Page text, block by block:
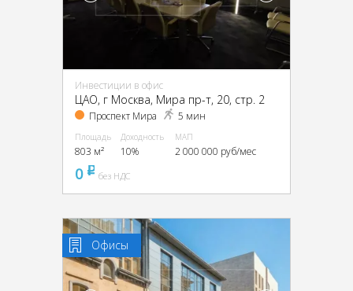
Инвестиции в офис
ЦАО, г Москва, Мира пр-т, 20, стр. 2
Проспект Мира 5 мин
Площадь
803 м²
Доходность
10%
МАП
2 000 000 руб/мес
0 pуббез НДС
Офисы